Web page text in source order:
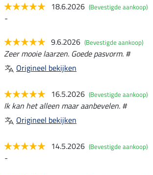
18.6.2026 (Bevestigde aankoop)
-
9.6.2026 (Bevestigde aankoop)
Zeer mooie laarzen. Goede pasvorm. #
Origineel bekijken
16.5.2026 (Bevestigde aankoop)
Ik kan het alleen maar aanbevelen. #
Origineel bekijken
14.5.2026 (Bevestigde aankoop)
-